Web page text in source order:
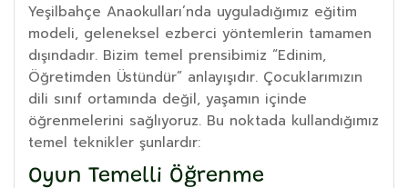
Yeşilbahçe Anaokulları’nda uyguladığımız eğitim
modeli, geleneksel ezberci yöntemlerin tamamen
dışındadır. Bizim temel prensibimiz “Edinim,
Öğretimden Üstündür” anlayışıdır. Çocuklarımızın
dili sınıf ortamında değil, yaşamın içinde
öğrenmelerini sağlıyoruz. Bu noktada kullandığımız
temel teknikler şunlardır:
Oyun Temelli Öğrenme